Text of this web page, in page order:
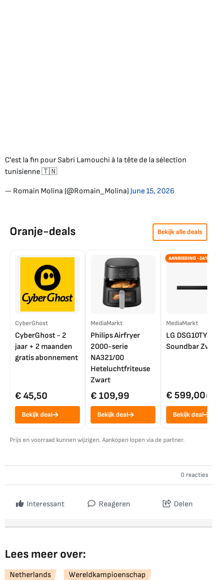
C'est la fin pour Sabri Lamouchi à la tête de la sélection
tunisienne 🇹🇳
— Romain Molina (@Romain_Molina)June 15, 2026
Oranje-deals Bekijk alle deals
CyberGhost
CyberGhost - 2
jaar + 2 maanden
gratis abonnement
€ 45,50
Bekijk deal
MediaMarkt
Philips Airfryer
2000-serie
NA321/00
Heteluchtfriteuse
Zwart
€ 109,99
Bekijk deal
AANBIEDING -14%
MediaMarkt
LG DSG10TY
Soundbar
€ 599,00€
Bekijk deal
Prijs en voorraad kunnen wijzigen. Aankopen lopen via de partner.
0 reacties
Interessant Reageren Delen
Lees meer over:
Netherlands Wereldkampioenschap